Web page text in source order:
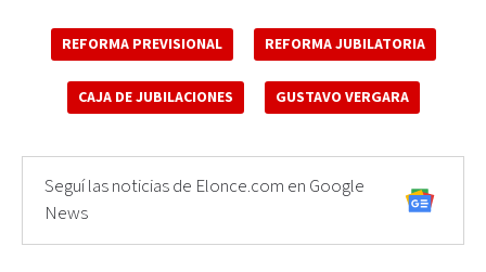
REFORMA PREVISIONAL REFORMA JUBILATORIA
CAJA DE JUBILACIONES GUSTAVO VERGARA
Seguí las noticias de Elonce.com en Google
News